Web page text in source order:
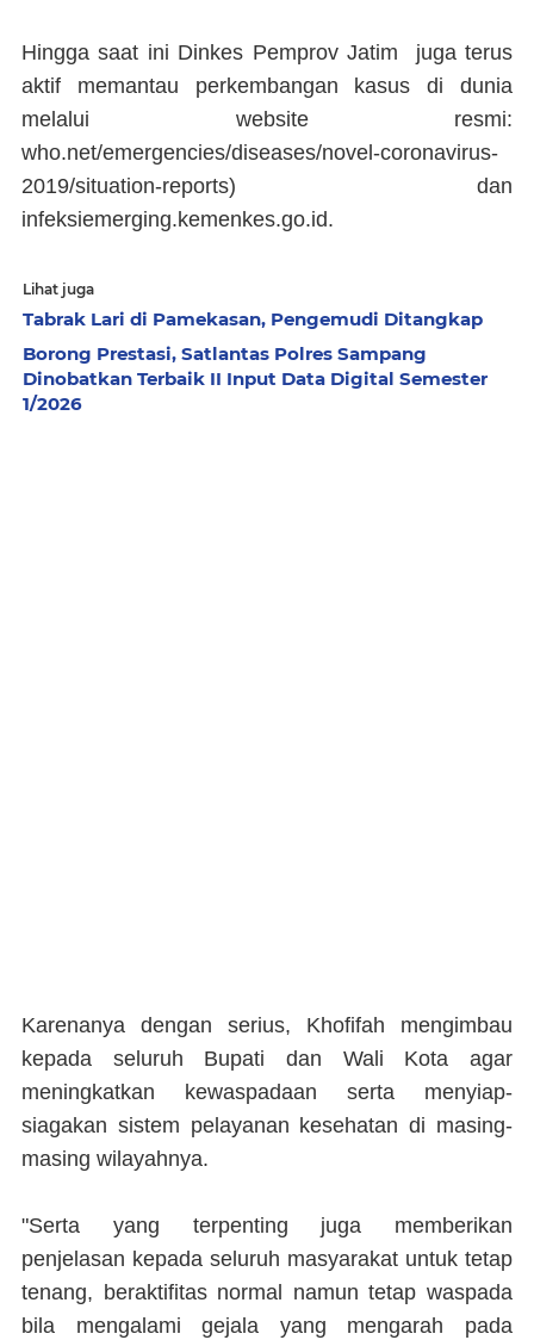
Hingga saat ini Dinkes Pemprov Jatim juga terus
aktif memantau perkembangan kasus di dunia
melalui website resmi:
who.net/emergencies/diseases/novel-coronavirus-
2019/situation-reports) dan
infeksiemerging.kemenkes.go.id.
Lihat juga
Tabrak Lari di Pamekasan, Pengemudi Ditangkap
Borong Prestasi, Satlantas Polres Sampang
Dinobatkan Terbaik II Input Data Digital Semester
1/2026
Karenanya dengan serius, Khofifah mengimbau
kepada seluruh Bupati dan Wali Kota agar
meningkatkan kewaspadaan serta menyiap-
siagakan sistem pelayanan kesehatan di masing-
masing wilayahnya.
"Serta yang terpenting juga memberikan
penjelasan kepada seluruh masyarakat untuk tetap
tenang, beraktifitas normal namun tetap waspada
bila mengalami gejala yang mengarah pada